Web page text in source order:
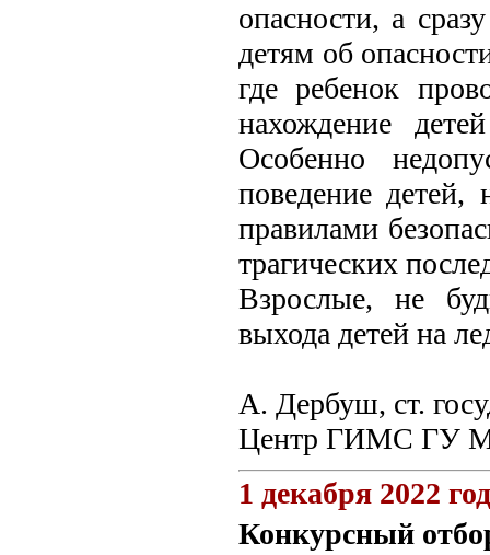
опасности, а
детям об
где ребенок
нахождение
Особенно
поведение детей,
правилами
трагических
Взрослые, не
выхода детей на
А. Дербуш, ст.
Центр ГИМС ГУ
1 декабря 2022
Конкурсный